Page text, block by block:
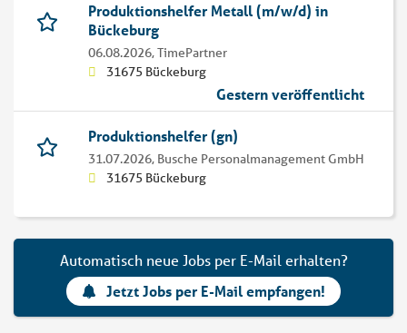
Produktionshelfer Metall (m/w/d) in
Bückeburg
06.08.2026,TimePartner
31675 Bückeburg
Gestern veröffentlicht
Produktionshelfer (gn)
31.07.2026, Busche Personalmanagement GmbH
31675 Bückeburg
Automatisch neue Jobs per E-Mail erhalten?
Jetzt Jobs per E-Mail empfangen!